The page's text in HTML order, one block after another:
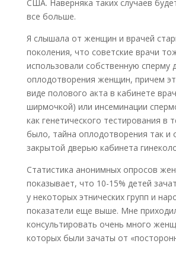
США. Наверняка таких случаев
все больше.
Я слышала от женщин и врачей
поколения, что советские врачи
использовали собственную сперму
оплодотворения женщин, причем
виде полового акта в кабинете
ширмочкой) или инсеминации
как генетического тестирования в
было, тайна оплодотворения так и
закрытой дверью кабинета
Статистика анонимных опросов
показывает, что 10-15% детей
у некоторых этнических групп и
показатели еще выше. Мне
консультировать очень много
которых были зачаты от